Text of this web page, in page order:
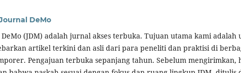
DeMo
(JDM) adalah jurnal akses terbuka. Tujuan utama kami adalah
artikel terkini dan asli dari para peneliti dan praktisi di
Pengajuan terbuka sepanjang tahun. Sebelum mengirimkan,